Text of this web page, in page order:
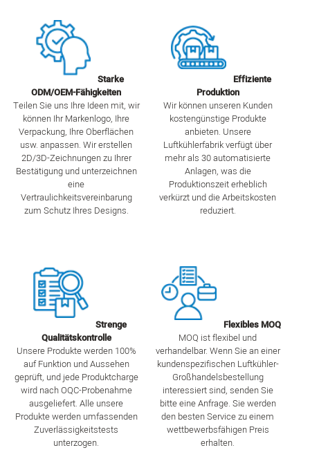
Starke
ODM/OEM-Fähigkeiten
Teilen Sie uns Ihre Ideen mit, wir
können Ihr Markenlogo, Ihre
Verpackung, Ihre Oberflächen
usw. anpassen. Wir erstellen
2D/3D-Zeichnungen zu Ihrer
Bestätigung und unterzeichnen
eine
Vertraulichkeitsvereinbarung
zum Schutz Ihres Designs.
Effiziente
Produktion
Wir können unseren Kunden
kostengünstige Produkte
anbieten. Unsere
Luftkühlerfabrik verfügt über
mehr als 30 automatisierte
Anlagen, was die
Produktionszeit erheblich
verkürzt und die Arbeitskosten
reduziert.
Strenge
Qualitätskontrolle
Unsere Produkte werden 100%
auf Funktion und Aussehen
geprüft, und jede Produktcharge
wird nach OQC-Probenahme
ausgeliefert. Alle unsere
Produkte werden umfassenden
Zuverlässigkeitstests
unterzogen.
Flexibles MOQ
MOQ ist flexibel und
verhandelbar. Wenn Sie an einer
kundenspezifischen Luftkühler-
Großhandelsbestellung
interessiert sind, senden Sie
bitte eine Anfrage. Sie werden
den besten Service zu einem
wettbewerbsfähigen Preis
erhalten.